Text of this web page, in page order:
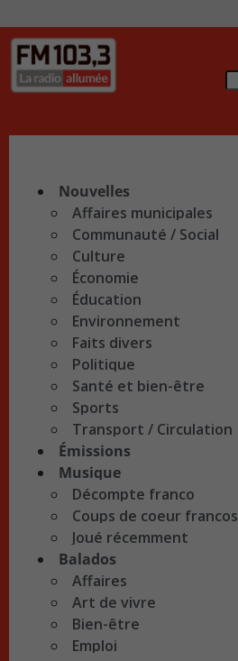
Nouvelles
Affaires municipales
Communauté / Social
Culture
Économie
Éducation
Environnement
Faits divers
Politique
Santé et bien-être
Sports
Transport / Circulation
Émissions
Musique
Décompte franco
Coups de coeur francos
Joué récemment
Balados
Affaires
Art de vivre
Bien-être
Emploi